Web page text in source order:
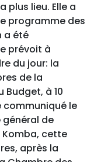
plus lieu. Elle a
programme des
a été
prévoit à
du jour: la
de la
à 10
communiqué le
général de
Komba, cette
après la